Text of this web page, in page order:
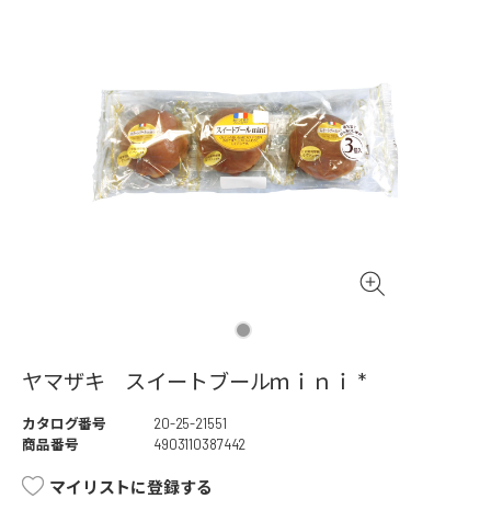
ヤマザキ スイートブールｍｉｎｉ *
カタログ番号
20-25-21551
商品番号
4903110387442
マイリストに登録する